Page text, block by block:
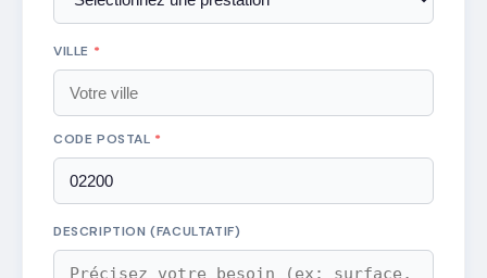
VILLE *
CODE POSTAL *
DESCRIPTION (FACULTATIF)